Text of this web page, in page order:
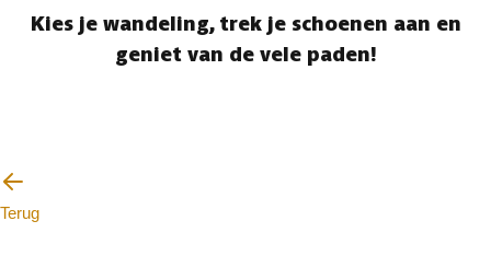
Kies je wandeling, trek je schoenen aan en
geniet van de vele paden!
Terug